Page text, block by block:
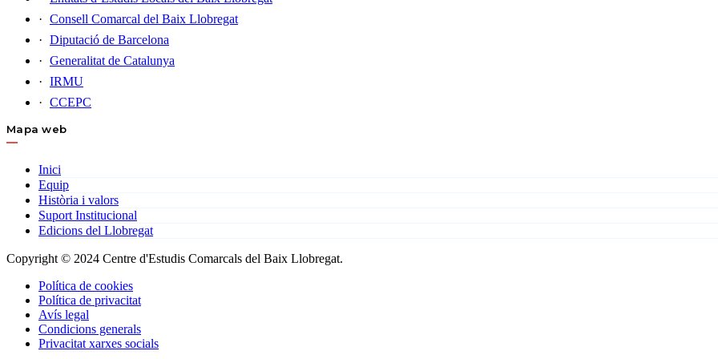
Consell Comarcal del Baix Llobregat
Diputació de Barcelona
Generalitat de Catalunya
IRMU
CCEPC
Mapa web
Inici
Equip
Història i valors
Suport Institucional
Edicions del Llobregat
Copyright © 2024 Centre d'Estudis Comarcals del Baix Llobregat.
Política de cookies
Política de privacitat
Avís legal
Condicions generals
Privacitat xarxes socials